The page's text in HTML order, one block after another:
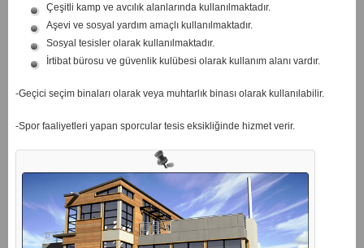
Çeşitli kamp ve avcılık alanlarında kullanılmaktadır.
Aşevi ve sosyal yardım amaçlı kullanılmaktadır.
Sosyal tesisler olarak kullanılmaktadır.
İrtibat bürosu ve güvenlik kulübesi olarak kullanım alanı vardır.
-Geçici seçim binaları olarak veya muhtarlık binası olarak kullanılabilir.
-Spor faaliyetleri yapan sporcular tesis eksikliğinde hizmet verir.